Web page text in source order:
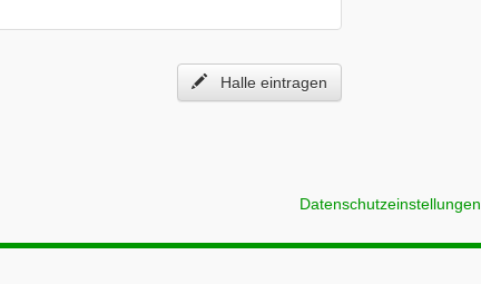
Halle eintragen
Datenschutzeinstellungen